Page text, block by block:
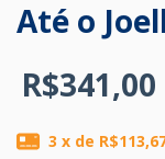
Até o
R$341,00
3 x de